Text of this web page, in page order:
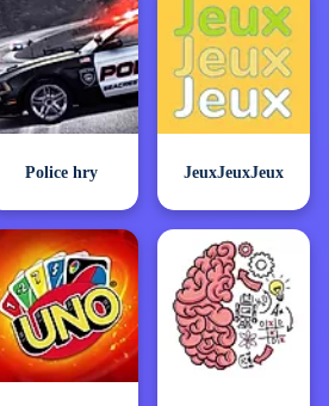
Police hry JeuxJeuxJeux